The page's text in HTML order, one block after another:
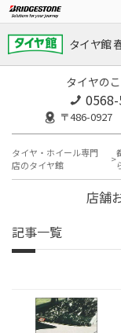
タイヤ館
タイヤの
〒486-0927
タイヤ・ホイール専門
店のタイヤ館
店舗
記事一覧